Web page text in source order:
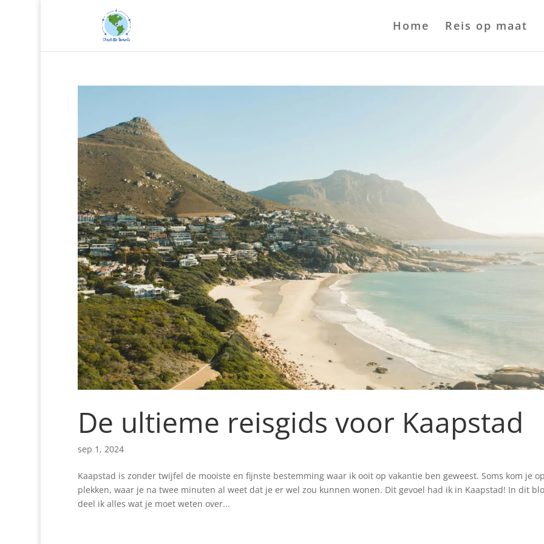
Home Reis op maat
De ultieme reisgids voor Kaapstad
sep 1, 2024
Kaapstad is zonder twijfel de mooiste en fijnste bestemming waar ik ooit op vakantie ben geweest. Soms kom je
plekken, waar je na twee minuten al weet dat je er wel zou kunnen wonen. Dit gevoel had ik in Kaapstad! In dit
deel ik alles wat je moet weten over...